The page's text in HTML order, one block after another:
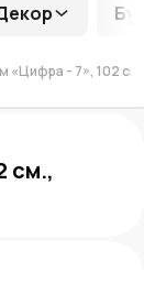
«Цифра - 7», 102
см.,